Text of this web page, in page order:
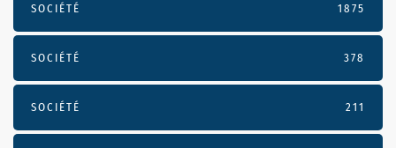
SOCIÉTÉ 1875
SOCIÉTÉ 378
SOCIÉTÉ 211